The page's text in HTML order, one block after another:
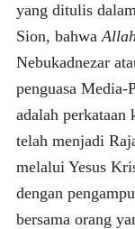
yang ditulis
Sion, bahwa
Nebukadnezar
penguasa
adalah
telah menjadi
melalui Yesus
dengan
bersama orang